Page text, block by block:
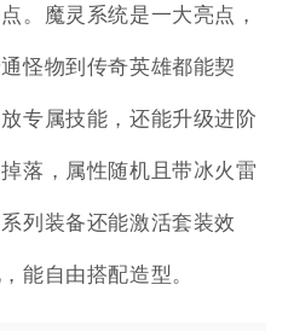
。魔灵系统是一大亮点，
怪物到传奇英雄都能契
专属技能，还能升级进阶
落，属性随机且带冰火雷
列装备还能激活套装效
能自由搭配造型。